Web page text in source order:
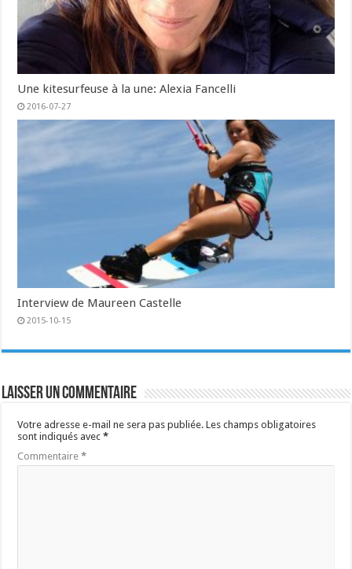
Une kitesurfeuse à la une: Alexia Fancelli
2016-07-27
Interview de Maureen Castelle
2015-10-15
Laisser un commentaire
Votre adresse e-mail ne sera pas publiée. Les champs obligatoires
sont indiqués avec*
Commentaire*